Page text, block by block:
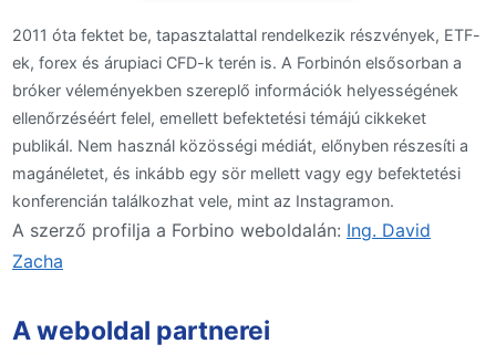
2011 óta fektet be, tapasztalattal rendelkezik részvények, ETF-
ek, forex és árupiaci CFD-k terén is. A Forbinón elsősorban a
bróker véleményekben szereplő információk helyességének
ellenőrzéséért felel, emellett befektetési témájú cikkeket
publikál. Nem használ közösségi médiát, előnyben részesíti a
magánéletet, és inkább egy sör mellett vagy egy befektetési
konferencián találkozhat vele, mint az Instagramon.
A szerző profilja a Forbino weboldalán: Ing. David
Zacha
A weboldal partnerei